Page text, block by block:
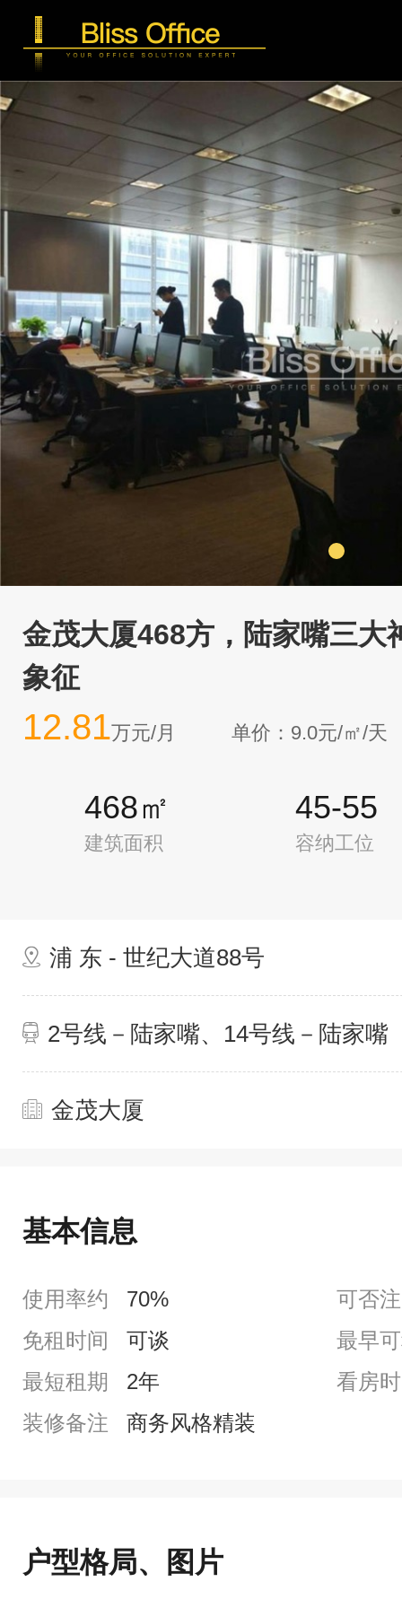
金茂大厦468方，陆家嘴三大
象征
12.81万元/月 单价：9.0元/㎡/天
468㎡
建筑面积
45-55
容纳工位
浦 东 - 世纪大道88号
2号线－陆家嘴、14号线－陆家嘴
金茂大厦
基本信息
使用率约 70%
可否
免租时间
可谈
最早
最短租期
2年
看房
装修备注
商务风格精装
户型格局、图片